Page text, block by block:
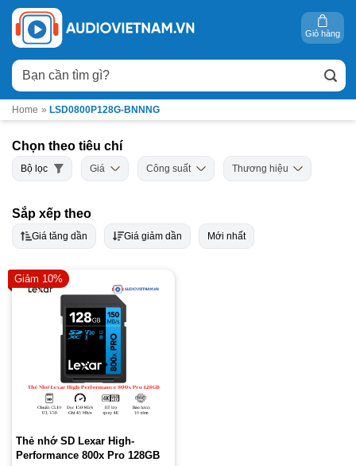
Bỏ
qua
nội
dung
Tìm
kiếm:
Giỏ hàng
Home » LSD0800P128G-BNNNG
Chọn theo tiêu chí
Bộ lọc Giá Công suất Thương hiệu
Sắp xếp theo
Giá tăng dần Giá giảm dần Mới nhất
Giảm 10%
Thẻ nhớ SD Lexar High-
Performance 800x Pro 128GB